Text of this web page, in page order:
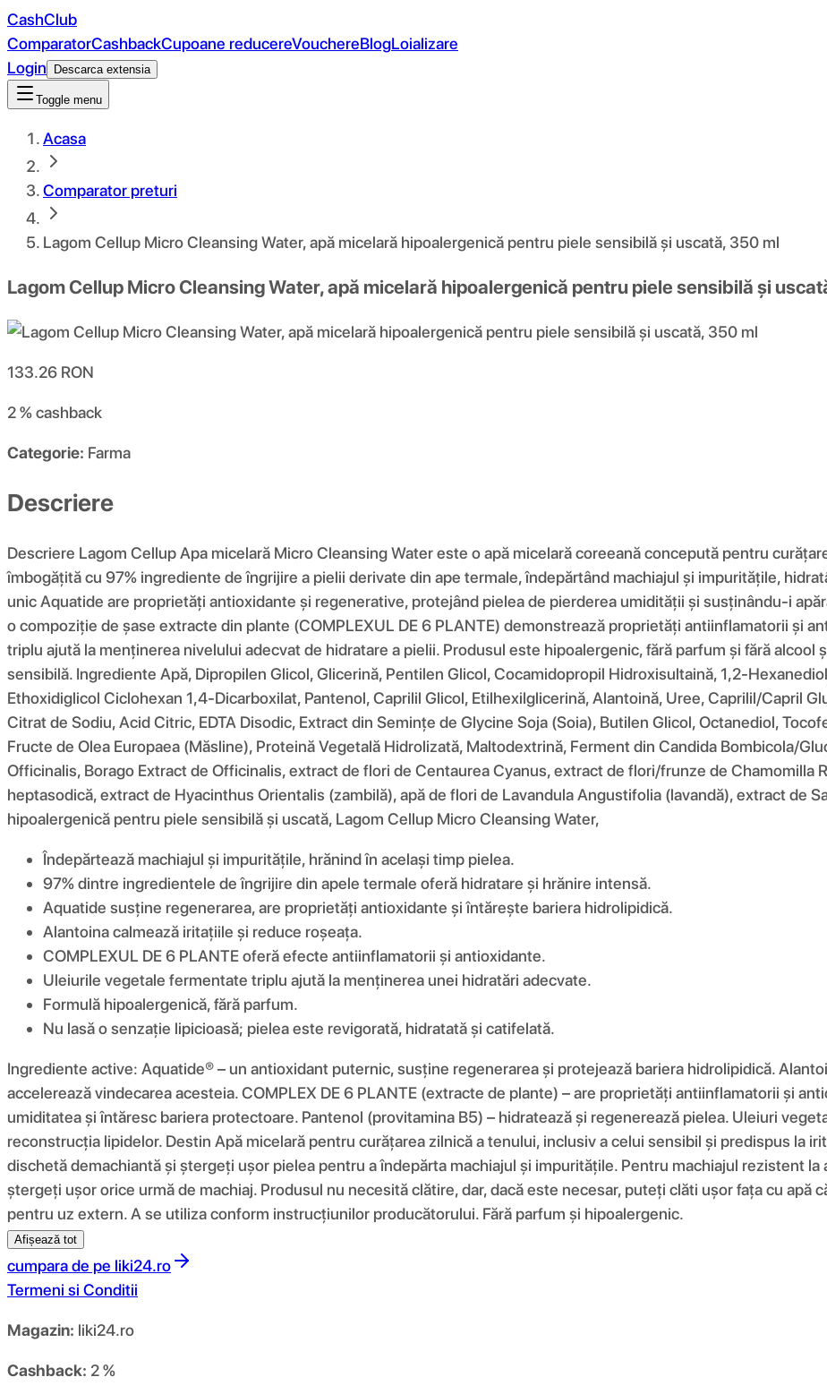
CashClub
ComparatorCashbackCupoane reducereVouchereBlogLoializare
Login
Descarca extensia
Toggle menu
Acasa
Comparator preturi
Lagom Cellup Micro Cleansing Water, apă micelară hipoalergenică pentru piele sensibilă și uscată, 350 ml
Lagom Cellup Micro Cleansing Water, apă micelară hipoalergenică pentru piele sensibilă și
133.26 RON
2 %cashback
Categorie: Farma
Descriere
Descriere Lagom Cellup Apa micelară Micro Cleansing Water este o apă micelară coreeană concepută pentru
îmbogățită cu 97% ingrediente de îngrijire a pielii derivate din ape termale, îndepărtând machiajul și impuritățile,
unic Aquatide are proprietăți antioxidante și regenerative, protejând pielea de pierderea umidității și susținându-i
o compoziție de șase extracte din plante (COMPLEXUL DE 6 PLANTE) demonstrează proprietăți antiinflamatorii și
triplu ajută la menținerea nivelului adecvat de hidratare a pielii. Produsul este hipoalergenic, fără parfum și fără
sensibilă. Ingrediente Apă, Dipropilen Glicol, Glicerină, Pentilen Glicol, Cocamidopropil Hidroxisultaină, 1,2-
Ethoxidiglicol Ciclohexan 1,4-Dicarboxilat, Pantenol, Caprilil Glicol, Etilhexilglicerină, Alantoină, Uree, Caprilil/Capril
Citrat de Sodiu, Acid Citric, EDTA Disodic, Extract din Semințe de Glycine Soja (Soia), Butilen Glicol, Octanediol,
Fructe de Olea Europaea (Măsline), Proteină Vegetală Hidrolizată, Maltodextrină, Ferment din Candida Bombicola/
Officinalis, Borago Extract de Officinalis, extract de flori de Centaurea Cyanus, extract de flori/frunze de Chamomilla
heptasodică, extract de Hyacinthus Orientalis (zambilă), apă de flori de Lavandula Angustifolia (lavandă), extract de
hipoalergenică pentru piele sensibilă și uscată, Lagom Cellup Micro Cleansing Water,
Îndepărtează machiajul și impuritățile, hrănind în același timp pielea.
97% dintre ingredientele de îngrijire din apele termale oferă hidratare și hrănire intensă.
Aquatide susține regenerarea, are proprietăți antioxidante și întărește bariera hidrolipidică.
Alantoina calmează iritațiile și reduce roșeața.
COMPLEXUL DE 6 PLANTE oferă efecte antiinflamatorii și antioxidante.
Uleiurile vegetale fermentate triplu ajută la menținerea unei hidratări adecvate.
Formulă hipoalergenică, fără parfum.
Nu lasă o senzație lipicioasă; pielea este revigorată, hidratată și catifelată.
Ingrediente active: Aquatide® – un antioxidant puternic, susține regenerarea și protejează bariera hidrolipidică.
accelerează vindecarea acesteia. COMPLEX DE 6 PLANTE (extracte de plante) – are proprietăți antiinflamatorii și
umiditatea și întăresc bariera protectoare. Pantenol (provitamina B5) – hidratează și regenerează pielea. Uleiuri
reconstrucția lipidelor. Destin Apă micelară pentru curățarea zilnică a tenului, inclusiv a celui sensibil și predispus la
dischetă demachiantă și ștergeți ușor pielea pentru a îndepărta machiajul și impuritățile. Pentru machiajul rezistent
ștergeți ușor orice urmă de machiaj. Produsul nu necesită clătire, dar, dacă este necesar, puteți clăti ușor fața cu apă
pentru uz extern. A se utiliza conform instrucțiunilor producătorului. Fără parfum și hipoalergenic.
Afișează tot
cumpara de pe liki24.ro
Termeni si Conditii
Magazin: liki24.ro
Cashback: 2 %